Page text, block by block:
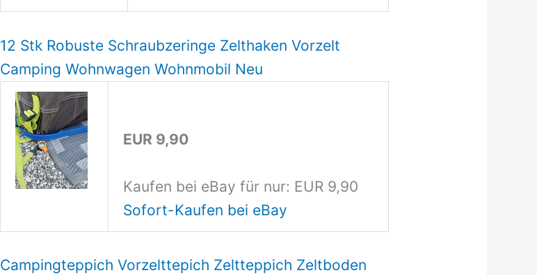
12 Stk Robuste Schraubzeringe Zelthaken Vorzelt
Camping Wohnwagen Wohnmobil Neu
EUR 9,90
Kaufen bei eBay für nur: EUR 9,90
Sofort-Kaufen bei eBay
Campingteppich Vorzelttepich Zeltteppich Zeltboden